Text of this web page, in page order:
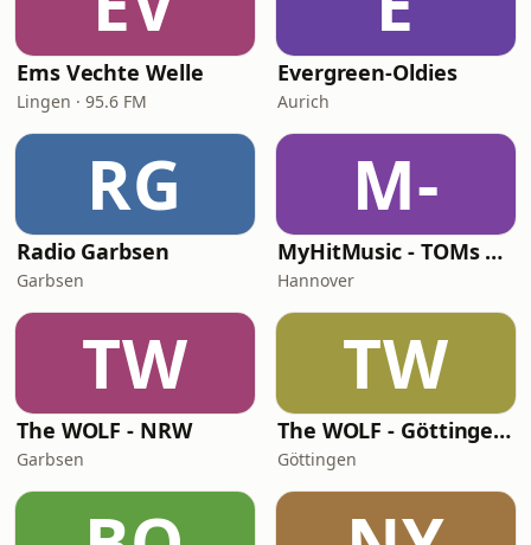
Ems Vechte Welle
Lingen · 95.6 FM
Evergreen-Oldies
Aurich
RG
Radio Garbsen
Garbsen
M-
MyHitMusic - TOMs CLUB 90s
Hannover
TW
The WOLF - NRW
Garbsen
TW
The WOLF - Göttingen / Harz
Göttingen